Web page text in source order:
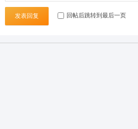
发表回复 回帖后跳转到最后一页